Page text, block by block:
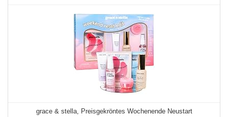
grace & stella, Preisgekröntes Wochenende Neustart